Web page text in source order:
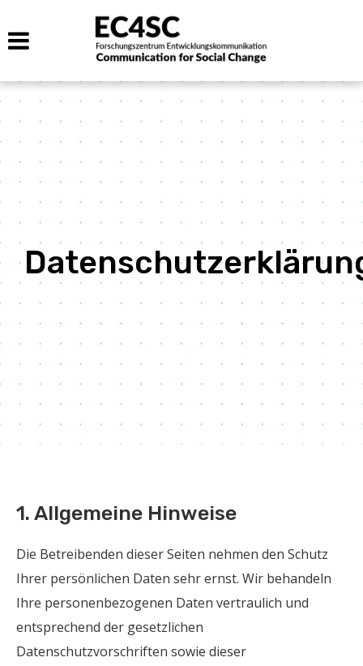
1. Allgemeine Hinweise
Die Betreibenden dieser Seiten nehmen den Schutz
Ihrer persönlichen Daten sehr ernst. Wir behandeln
Ihre personenbezogenen Daten vertraulich und
entsprechend der gesetzlichen
Datenschutzvorschriften sowie dieser